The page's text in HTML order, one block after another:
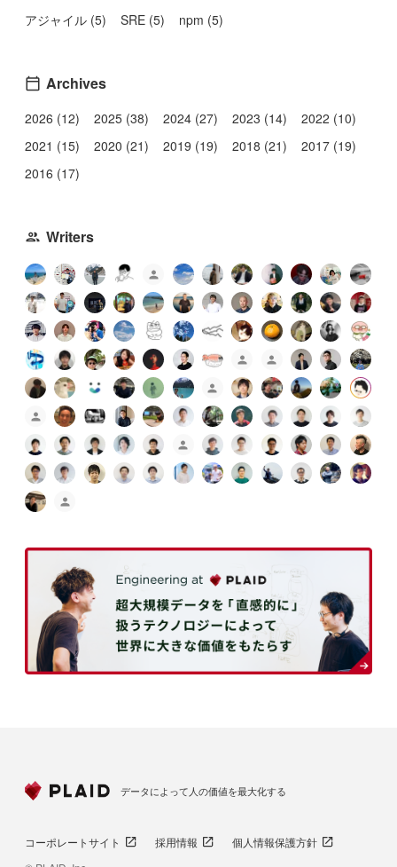
アジャイル (5) SRE (5) npm (5)
Archives
2026 (12) 2025 (38) 2024 (27) 2023 (14)
2022 (10)
2021 (15)
2020 (21) 2019 (19) 2018 (21)
2017 (19)
2016 (17)
Writers
データによって人の価値を最大化する
コーポレートサイト 採用情報
個人情報保護方針